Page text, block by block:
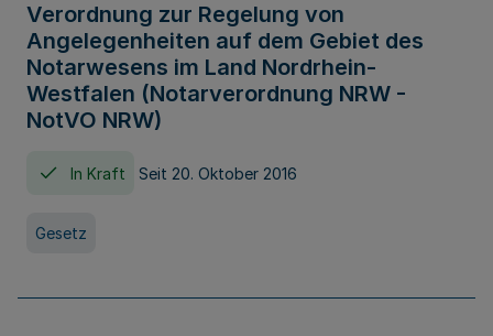
Verordnung zur Regelung von
Angelegenheiten auf dem Gebiet des
Notarwesens im Land Nordrhein-
Westfalen (Notarverordnung NRW -
NotVO NRW)
In Kraft Seit 20. Oktober 2016
Gesetz